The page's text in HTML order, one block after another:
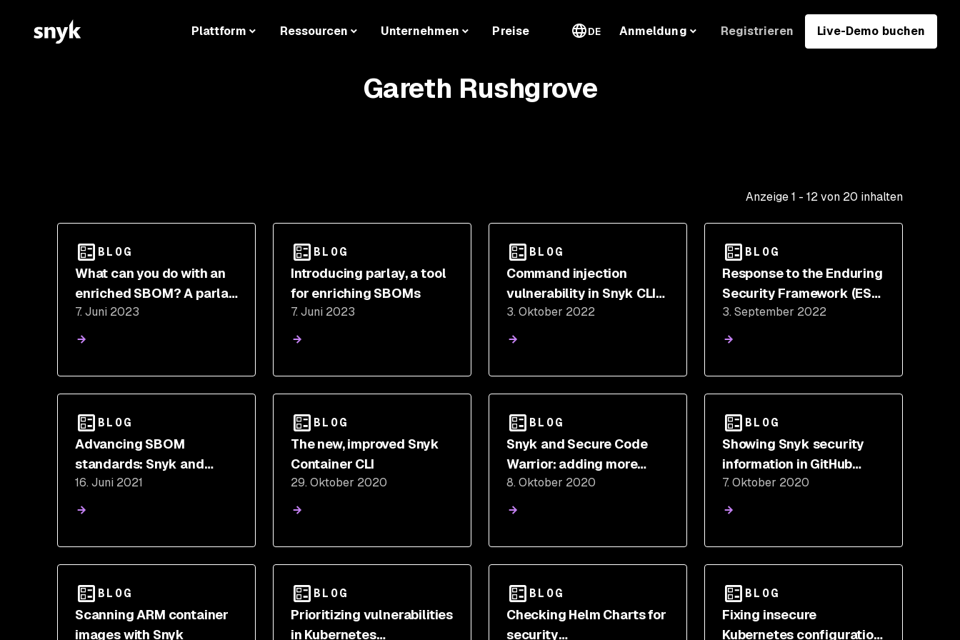
Plattform Ressourcen Unternehmen Preise DE Anmeldung Registrieren Live-Demo buchen
Gareth Rushgrove
Anzeige1 - 12von 20 inhalten
BLOG
What can you do with an
enriched SBOM? A parlay
quickstart guide
7. Juni 2023
BLOG
Introducing parlay, a tool
for enriching SBOMs
7. Juni 2023
BLOG
Command injection
vulnerability in Snyk CLI
released prior to
September 1, 2022 (older
3. Oktober 2022
BLOG
Response to the Enduring
Security Framework (ESF)
Guide for Developers
3. September 2022
BLOG
Advancing SBOM
standards: Snyk and
SPDX
16. Juni 2021
BLOG
The new, improved Snyk
Container CLI
29. Oktober 2020
BLOG
Snyk and Secure Code
Warrior: adding more
context to GitHub code
scanning alerts
8. Oktober 2020
BLOG
Showing Snyk security
information in GitHub
code scanning
7. Oktober 2020
BLOG
Scanning ARM container
images with Snyk
BLOG
Prioritizing vulnerabilities
in Kubernetes
BLOG
Checking Helm Charts for
security
BLOG
Fixing insecure
Kubernetes configuration